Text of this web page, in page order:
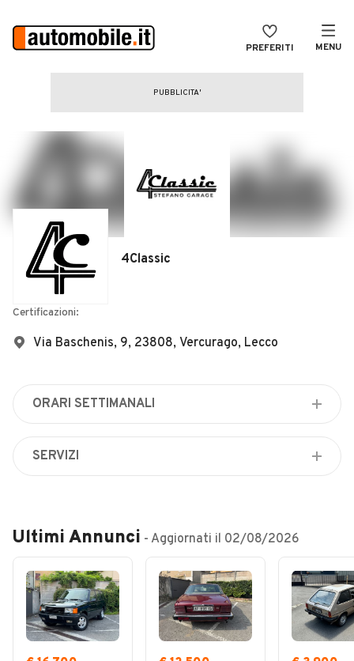
PREFERITI MENU
CERCA
Auto usate
Auto Km 0
Noleggio a lungo termine
Auto d'epoca
Moto
Concessionari
MAGAZINE
4Classic
Certificazioni:
Via Baschenis, 9, 23808, Vercurago, Lecco
ORARI SETTIMANALI
08:00 / 19:00
Martedì
08:00 / 19:00
Giovedì
08:00 / 19:00
Venerdì
08:00 / 19:00
SERVIZI
Verniciatura e rivestimenti plastici
Servizio di verniciatura
Gommista
Autolavaggio
Sanificazione interni
Ultimi Annunci - Aggiornati il 02/08/2026